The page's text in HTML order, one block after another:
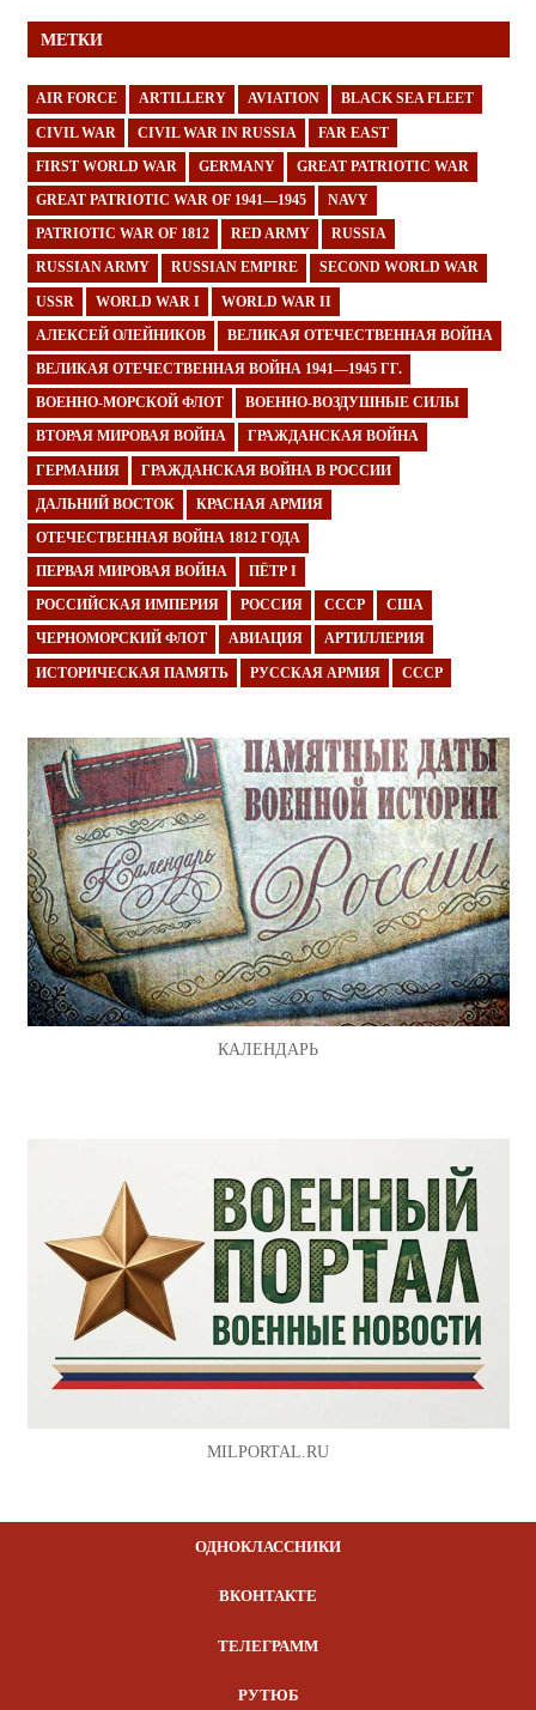
МЕТКИ
AIR FORCE ARTILLERY AVIATION BLACK SEA FLEET
CIVIL WAR CIVIL WAR IN RUSSIA FAR EAST
FIRST WORLD WAR GERMANY GREAT PATRIOTIC WAR
GREAT PATRIOTIC WAR OF 1941—1945 NAVY
PATRIOTIC WAR OF 1812 RED ARMY RUSSIA
RUSSIAN ARMY RUSSIAN EMPIRE SECOND WORLD WAR
USSR WORLD WAR I WORLD WAR II
АЛЕКСЕЙ ОЛЕЙНИКОВ ВЕЛИКАЯ ОТЕЧЕСТВЕННАЯ ВОЙНА
ВЕЛИКАЯ ОТЕЧЕСТВЕННАЯ ВОЙНА 1941—1945 ГГ.
ВОЕННО-МОРСКОЙ ФЛОТ ВОЕННО-ВОЗДУШНЫЕ СИЛЫ
ВТОРАЯ МИРОВАЯ ВОЙНА ГРАЖДАНСКАЯ ВОЙНА
ГЕРМАНИЯ ГРАЖДАНСКАЯ ВОЙНА В РОССИИ
ДАЛЬНИЙ ВОСТОК КРАСНАЯ АРМИЯ
ОТЕЧЕСТВЕННАЯ ВОЙНА 1812 ГОДА
ПЕРВАЯ МИРОВАЯ ВОЙНА ПЁТР I
РОССИЙСКАЯ ИМПЕРИЯ РОССИЯ СССР США
ЧЕРНОМОРСКИЙ ФЛОТ АВИАЦИЯ АРТИЛЛЕРИЯ
ИСТОРИЧЕСКАЯ ПАМЯТЬ РУССКАЯ АРМИЯ СССР
КАЛЕНДАРЬ
MILPORTAL.RU
ОДНОКЛАССНИКИ
ВКОНТАКТЕ
ТЕЛЕГРАММ
РУТЮБ